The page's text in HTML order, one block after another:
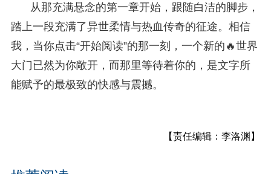
从那充满悬念的第一章开始，跟随白洁的脚步，
踏上一段充满了异世柔情与热血传奇的征途。相信
我，当你点击“开始阅读”的那一刻，一个新的🔥世界
大门已然为你敞开，而那里等待着你的，是文字所
能赋予的最极致的快感与震撼。
【责任编辑：李洛渊】